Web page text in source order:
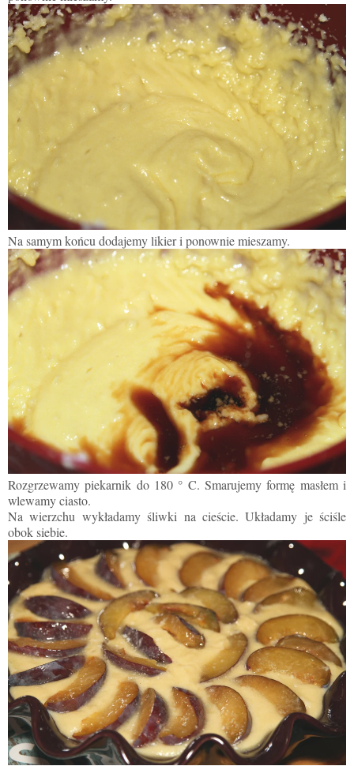
Na samym końcu dodajemy likier i ponownie mieszamy.
Rozgrzewamy piekarnik do 180 ° C. Smarujemy formę masłem i
wlewamy ciasto.
Na wierzchu wykładamy śliwki na cieście. Układamy je ściśle
obok siebie.